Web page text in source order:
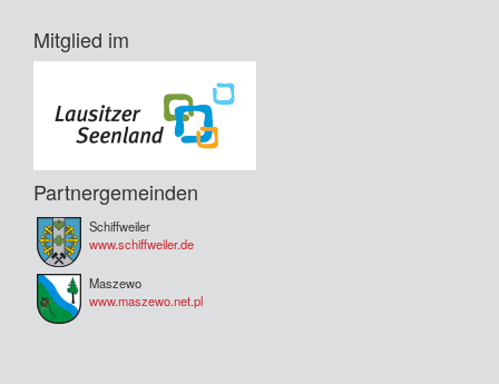
Mitglied im
Partnergemeinden
Schiffweiler
www.schiffweiler.de
Maszewo
www.maszewo.net.pl